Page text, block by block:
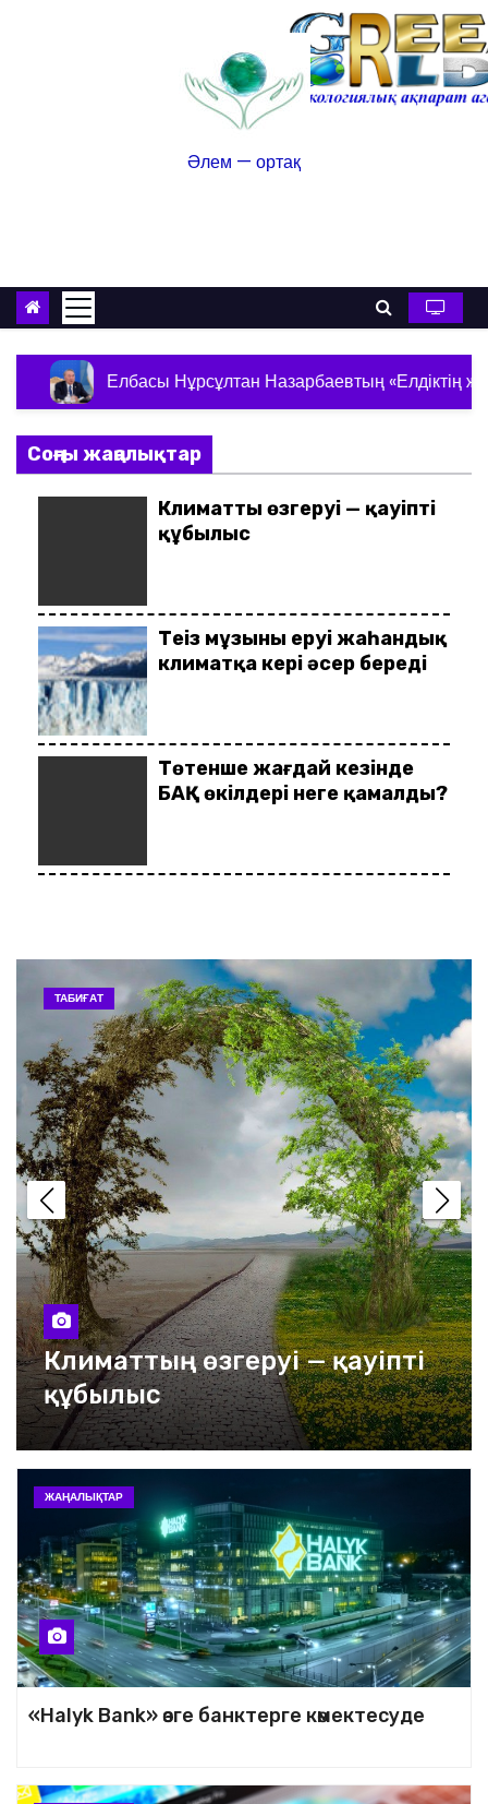
Әлем — ортақ
Нұрсұлтан Назарбаевтың «Елдіктің жеті тұғыры»
Соңғы жаңалықтар
Климаттың өзгеруі — қауіпті
құбылыс
Теңіз мұзының еруі жаһандық
климатқа кері әсер береді
Төтенше жағдай кезінде
БАҚ өкілдері неге қамалды?
Реформалар процесі бір
күндік емес
Қазақстанда жалақы
көбейеді
«Halyk Bank» өзге банктерге
көмектесуде
«ҚАСІРЕТТІ ҚАҢТАР»
САБАҒЫ: ҚОҒАМ
ТҰТАСТЫҒЫ – ТӘУЕЛСІЗДІК
КЕПІЛІ
ЭКОЛОГИЯ
Теңіз мұзының еруі
жаһандық климатқа кері
әсер береді
ЖАҢАЛЫҚТАР
«Halyk Bank» өзге банктерге көмектесуде